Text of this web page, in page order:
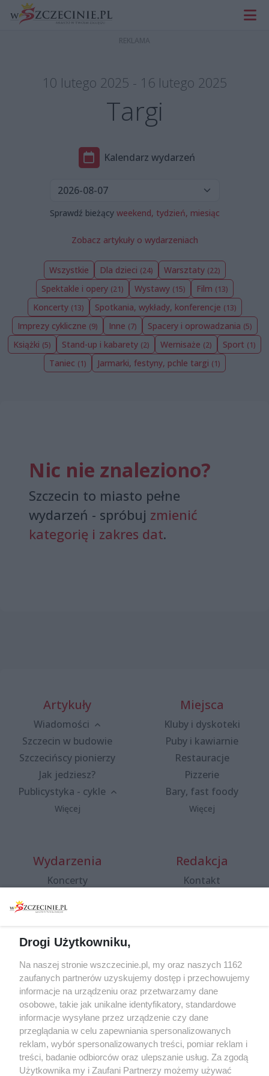
10 lutego 2025 - 16 lutego 2025
Targi
Kalendarz wydarzeń
Sprawdź bieżący weekend, tydzień, miesiąc
Zobacz artykuły o wydarzeniach
Wszystkie Dla dzieci (24) Warsztaty (22)
Spektakle i opery (21) Wystawy (15) Film (13)
Koncerty (13) Spotkania, wykłady, konferencje (13)
Imprezy cykliczne (9) Inne (7) Spacery i oprowadzania (5)
Książki (5) Stand-up i kabarety (2) Wernisaże (2) Sport (1)
Taniec (1) Jarmarki, festyny, pchle targi (1)
Nic nie znaleziono?
Szczecin to miasto pełne
wydarzeń - spróbuj zmienić
kategorię i zakres dat.
Artykuły
Wiadomości
Szczecin w budowie
Szczecińscy pionierzy
Jak jedziesz?
Publicystyka - cykle
Więcej
Miejsca
Kluby i dyskoteki
Puby i kawiarnie
Restauracje
Pizzerie
Bary, fast foody
Więcej
Wydarzenia
Koncerty
Spacery i oprowadzania
targi
Wernisaże
Więcej
Redakcja
Kontakt
Specjalny koncert z okazji
20. urodzin portalu
wSzczecinie.pl
Regulamin konkursów
śniadaniówka "Hej
Szczecin! Jest piątek!"
Drogi Użytkowniku,
Na naszej stronie wszczecinie.pl, my oraz naszych 1162
zaufanych partnerów uzyskujemy dostęp i przechowujemy
informacje na urządzeniu oraz przetwarzamy dane
osobowe, takie jak unikalne identyfikatory, standardowe
informacje wysyłane przez urządzenie czy dane
przeglądania w celu zapewniania spersonalizowanych
reklam, wybór spersonalizowanych treści, pomiar reklam i
treści, badanie odbiorców oraz ulepszanie usług. Za zgodą
Użytkownika my i Zaufani Partnerzy możemy używać